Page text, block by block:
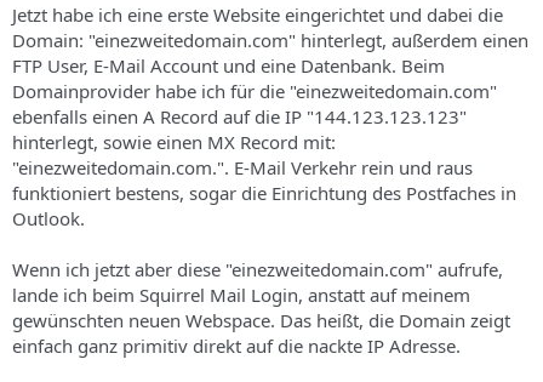
Jetzt habe ich eine erste Website eingerichtet und dabei die
Domain: "einezweitedomain.com" hinterlegt, außerdem einen
FTP User, E-Mail Account und eine Datenbank. Beim
Domainprovider habe ich für die "einezweitedomain.com"
ebenfalls einen A Record auf die IP "144.123.123.123"
hinterlegt, sowie einen MX Record mit:
"einezweitedomain.com.". E-Mail Verkehr rein und raus
funktioniert bestens, sogar die Einrichtung des Postfaches in
Outlook.
Wenn ich jetzt aber diese "einezweitedomain.com" aufrufe,
lande ich beim Squirrel Mail Login, anstatt auf meinem
gewünschten neuen Webspace. Das heißt, die Domain zeigt
einfach ganz primitiv direkt auf die nackte IP Adresse.